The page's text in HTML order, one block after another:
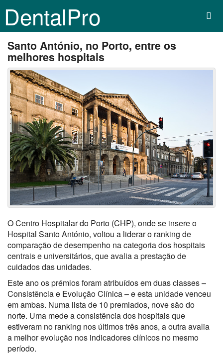
DentalPro
Santo António, no Porto, entre os
melhores hospitais
O Centro Hospitalar do Porto (CHP), onde se insere o
Hospital Santo António, voltou a liderar o ranking de
comparação de desempenho na categoria dos hospitais
centrais e universitários, que avalia a prestação de
cuidados das unidades.
Este ano os prémios foram atribuídos em duas classes –
Consistência e Evolução Clínica – e esta unidade venceu
em ambas. Numa lista de 10 premiados, nove são do
norte. Uma mede a consistência dos hospitais que
estiveram no ranking nos últimos três anos, a outra avalia
a melhor evolução nos indicadores clínicos no mesmo
período.